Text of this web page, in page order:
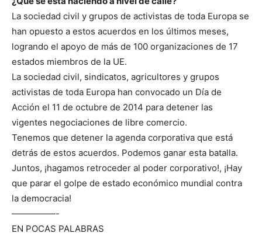
La sociedad civil y grupos de activistas de toda Europa se
han opuesto a estos acuerdos en los últimos meses,
logrando el apoyo de más de 100 organizaciones de 17
estados miembros de la UE.
La sociedad civil, sindicatos, agricultores y grupos
activistas de toda Europa han convocado un Día de
Acción el 11 de octubre de 2014 para detener las
vigentes negociaciones de libre comercio.
Tenemos que detener la agenda corporativa que está
detrás de estos acuerdos. Podemos ganar esta batalla.
Juntos, ¡hagamos retroceder al poder corporativo!, ¡Hay
que parar el golpe de estado económico mundial contra
la democracia!
—————-
EN POCAS PALABRAS